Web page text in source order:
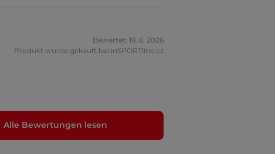
Bewertet: 19. 6. 2026
Produkt wurde gekauft bei inSPORTline.cz
Alle Bewertungen lesen